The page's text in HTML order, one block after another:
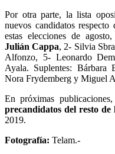
Por otra parte, la lista
nuevos candidatos
estas elecciones de
Julián Cappa, 2- Silvia
Alfonzo, 5- Leonardo
Ayala. Suplentes:
Nora Frydemberg y Miguel
En próximas
precandidatos del resto de
2019.
Fotografía: Telam.-